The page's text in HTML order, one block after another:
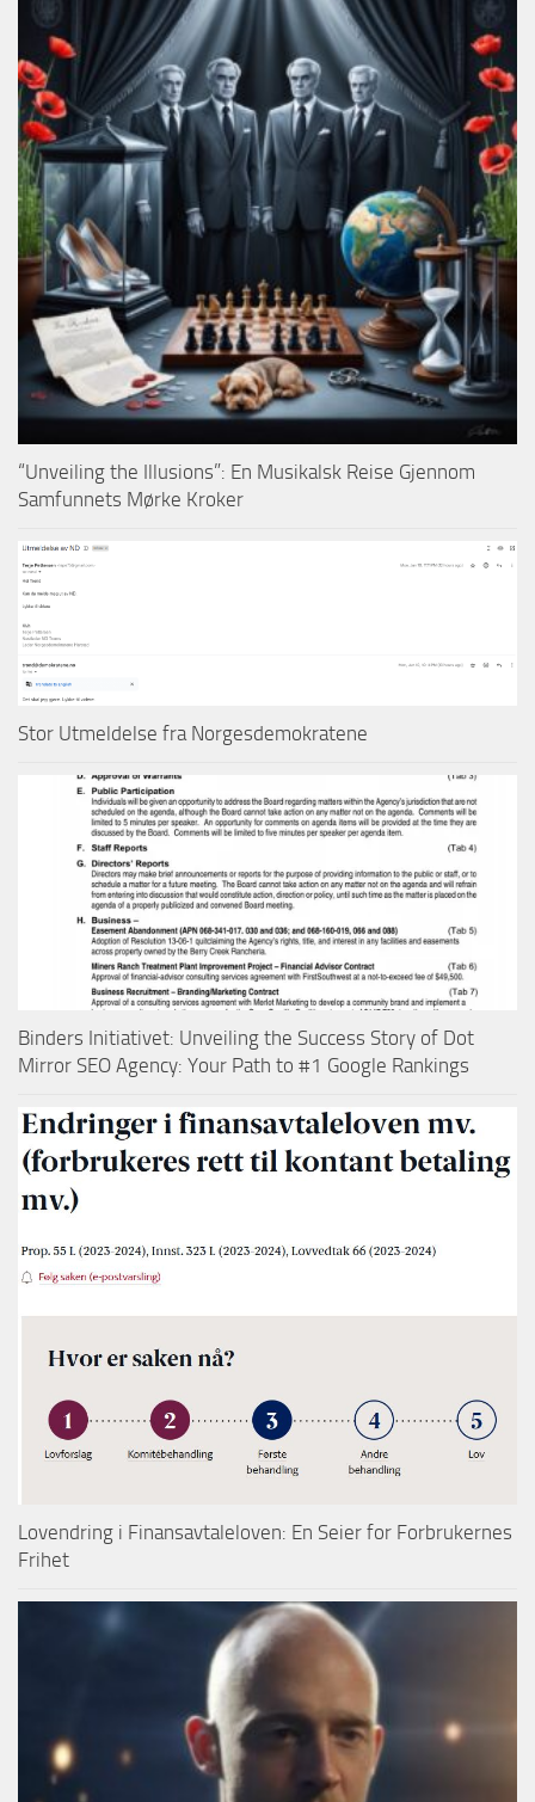
“Unveiling the Illusions”: En Musikalsk Reise Gjennom
Samfunnets Mørke Kroker
Stor Utmeldelse fra Norgesdemokratene
Binders Initiativet: Unveiling the Success Story of Dot
Mirror SEO Agency: Your Path to #1 Google Rankings
Lovendring i Finansavtaleloven: En Seier for Forbrukernes
Frihet